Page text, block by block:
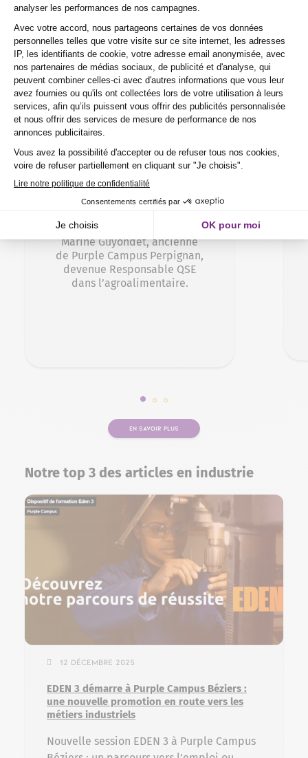
Ils témoignent sur nos formations en industrie
Marine Guyondet, ancienne
de Purple Campus Perpignan,
devenue Responsable QSE
dans l’agroalimentaire.
Slide 1 sur 3
Slide 2 sur 3
Slide 3 sur 3
EN SAVOIR PLUS
Notre top 3 des articles en industrie
12 décembre 2025
EDEN 3 démarre à Purple Campus Béziers :
une nouvelle promotion en route vers les
métiers industriels
Nouvelle session EDEN 3 à Purple Campus